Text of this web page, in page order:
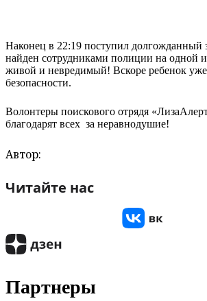
Наконец в 22:19 поступил долгожданный
найден сотрудниками полиции на одной
живой и невредимый! Вскоре ребенок
безопасности.
Волонтеры поискового отрядя
благодарят всех за неравнодушие!
Автор:
Читайте нас
Партнеры